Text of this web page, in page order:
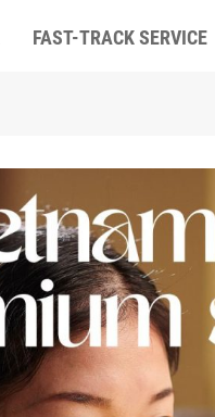
FAST-TRACK SERVICE